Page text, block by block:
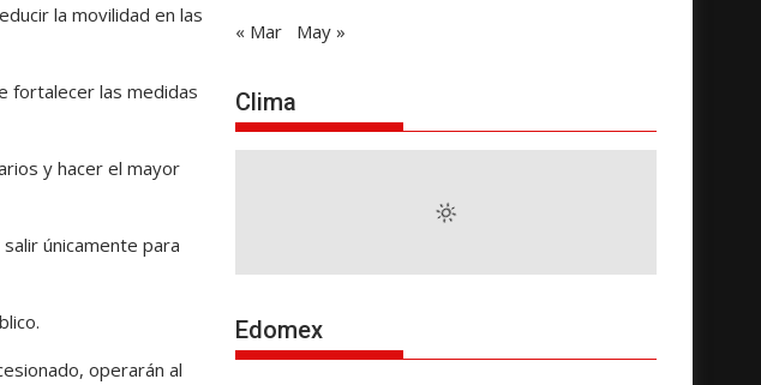
la movilidad en las
fortalecer las medidas
y hacer el mayor
únicamente para
operarán al
« Mar May »
Clima
Edomex